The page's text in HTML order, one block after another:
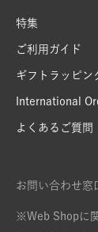
特集
ご利用ガイド
ギフトラッピン
International
よくあるご質問
お問い合わせ窓
※Web Shopに